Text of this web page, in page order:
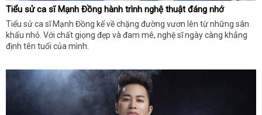
Tiểu sử ca sĩ Mạnh Đồng hành trình nghệ thuật đáng nhớ
Tiểu sử ca sĩ Mạnh Đồng kể về chặng đường vươn lên từ những sân
khấu nhỏ. Với chất giọng đẹp và đam mê, nghệ sĩ ngày càng khẳng
định tên tuổi của mình.